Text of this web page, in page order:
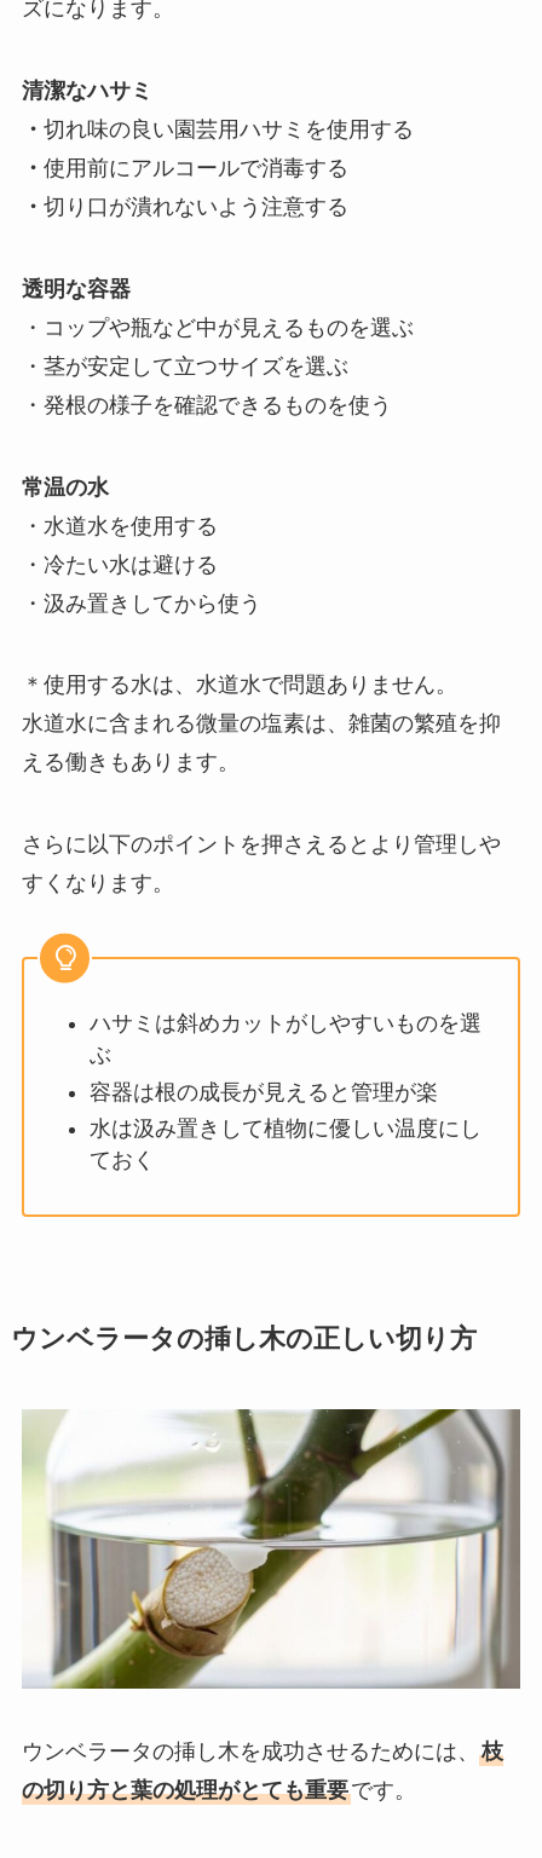
ズになります。
清潔なハサミ
・ 切れ味の良い園芸用ハサミを使用する
・ 使用前にアルコールで消毒する
・ 切り口が潰れないよう注意する
透明な容器
・コップや瓶など中が見えるものを選ぶ
・茎が安定して立つサイズを選ぶ
・発根の様子を確認できるものを使う
常温の水
・水道水を使用する
・冷たい水は避ける
・汲み置きしてから使う
＊使用する水は、水道水で問題ありません。
水道水に含まれる微量の塩素は、雑菌の繁殖を抑
える働きもあります。
さらに以下のポイントを押さえるとより管理しや
すくなります。
ハサミは斜めカットがしやすいものを選
ぶ
容器は根の成長が見えると管理が楽
水は汲み置きして植物に優しい温度にし
ておく
ウンベラータの挿し木の正しい切り方
ウンベラータの挿し木を成功させるためには、 枝
の切り方と葉の処理がとても重要です。